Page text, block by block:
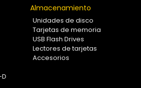
Almacenamiento
Unidades de disco
Tarjetas de memoria
USB Flash Drives
Lectores de tarjetas
Accesorios